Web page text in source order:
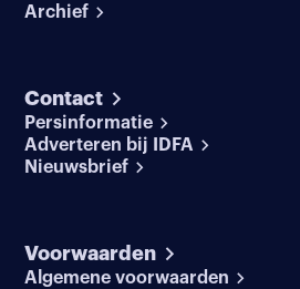
Archief
Contact
Persinformatie
Adverteren bij IDFA
Nieuwsbrief
Voorwaarden
Algemene voorwaarden